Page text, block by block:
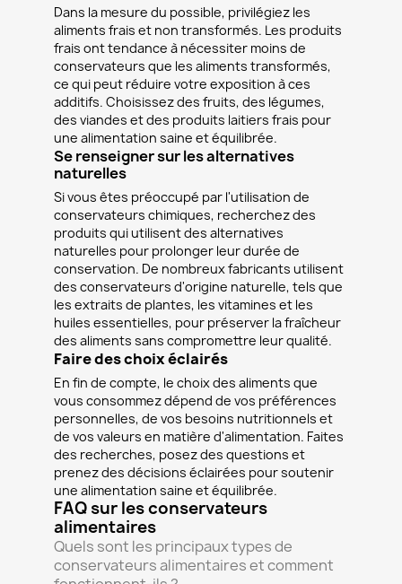
Dans la mesure du possible, privilégiez les
aliments frais et non transformés. Les produits
frais ont tendance à nécessiter moins de
conservateurs que les aliments transformés,
ce qui peut réduire votre exposition à ces
additifs. Choisissez des fruits, des légumes,
des viandes et des produits laitiers frais pour
une alimentation saine et équilibrée.
Se renseigner sur les alternatives
naturelles
Si vous êtes préoccupé par l'utilisation de
conservateurs chimiques, recherchez des
produits qui utilisent des alternatives
naturelles pour prolonger leur durée de
conservation. De nombreux fabricants utilisent
des conservateurs d'origine naturelle, tels que
les extraits de plantes, les vitamines et les
huiles essentielles, pour préserver la fraîcheur
des aliments sans compromettre leur qualité.
Faire des choix éclairés
En fin de compte, le choix des aliments que
vous consommez dépend de vos préférences
personnelles, de vos besoins nutritionnels et
de vos valeurs en matière d'alimentation. Faites
des recherches, posez des questions et
prenez des décisions éclairées pour soutenir
une alimentation saine et équilibrée.
FAQ sur les conservateurs
alimentaires
Quels sont les principaux types de
conservateurs alimentaires et comment